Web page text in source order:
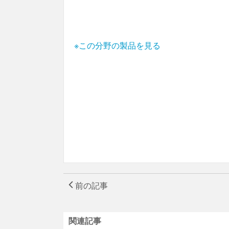
※この分野の製品を見る
前の記事
関連記事